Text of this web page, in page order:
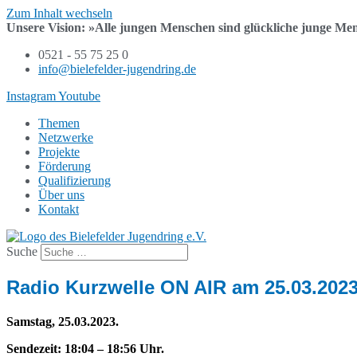
Zum Inhalt wechseln
Unsere Vision: »Alle jungen Menschen sind glückliche junge
0521 - 55 75 25 0
info@bielefelder-jugendring.de
InstagramYoutube
Themen
Netzwerke
Projekte
Förderung
Qualifizierung
Über uns
Kontakt
Suche
Radio Kurzwelle ON AIR am
Samstag, 25.03.2023.
Sendezeit: 18:04 – 18:56 Uhr.